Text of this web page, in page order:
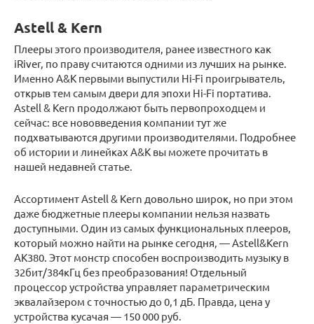
Astell & Kern
Плееры этого производителя, ранее известного как
iRiver, по праву считаются одними из лучших на рынке.
Именно A&K первыми выпустили Hi-Fi проигрыватель,
открыв тем самым двери для эпохи Hi-Fi портатива.
Astell & Kern продолжают быть первопроходцем и
сейчас: все нововведения компании тут же
подхватываются другими производителями. Подробнее
об истории и линейках A&K вы можете прочитать в
нашей недавней статье.
Ассортимент Astell & Kern довольно широк, но при этом
даже бюджетные плееры компании нельзя назвать
доступными. Один из самых функциональных плееров,
который можно найти на рынке сегодня, — Astell&Kern
AK380. Этот монстр способен воспроизводить музыку в
32бит/384кГц без преобразования! Отдельный
процессор устройства управляет параметрическим
эквалайзером с точностью до 0,1 дБ. Правда, цена у
устройства кусачая — 150 000 руб.